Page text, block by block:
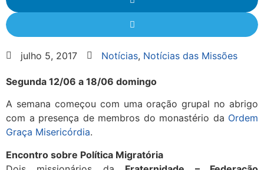
julho 5, 2017 Notícias, Notícias das Missões
Segunda 12/06 a 18/06 domingo
A semana começou com uma oração grupal no abrigo
com a presença de membros do monastério da Ordem
Graça Misericórdia.
Encontro sobre Política Migratória